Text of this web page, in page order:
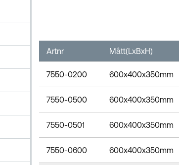
Artnr Mått(LxBxH)
7550-0200 600x400x350mm
7550-0500 600x400x350mm
7550-0501 600x400x350mm
7550-0600 600x400x350mm